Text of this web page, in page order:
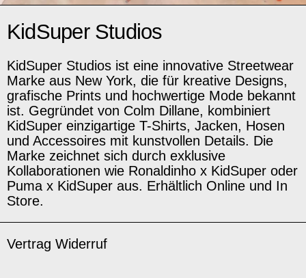
KidSuper Studios
KidSuper Studios ist eine innovative Streetwear
Marke aus New York, die für kreative Designs,
grafische Prints und hochwertige Mode bekannt
ist. Gegründet von Colm Dillane, kombiniert
KidSuper einzigartige T-Shirts, Jacken, Hosen
und Accessoires mit kunstvollen Details. Die
Marke zeichnet sich durch exklusive
Kollaborationen wie Ronaldinho x KidSuper oder
Puma x KidSuper aus. Erhältlich Online und In
Store.
Vertrag Widerruf